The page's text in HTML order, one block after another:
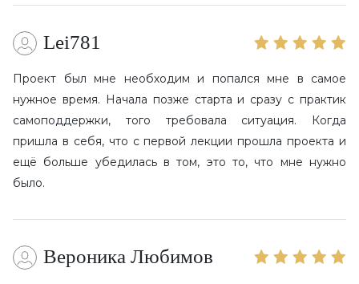
Lei781
Проект был мне необходим и попался мне в самое
нужное время. Начала позже старта и сразу с практик
самоподдержки, того требовала ситуация. Когда
пришла в себя, что с первой лекции прошла проекта и
ещё больше убедилась в том, это то, что мне нужно
было.
Вероника Любимова